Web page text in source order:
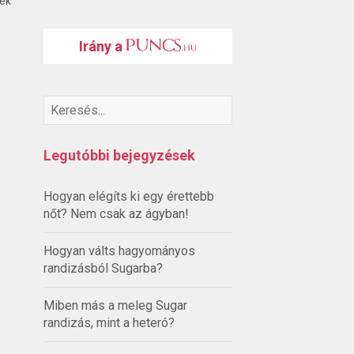
Irány a
Legutóbbi bejegyzések
Hogyan elégíts ki egy érettebb
nőt? Nem csak az ágyban!
Hogyan válts hagyományos
randizásból Sugarba?
Miben más a meleg Sugar
randizás, mint a heteró?